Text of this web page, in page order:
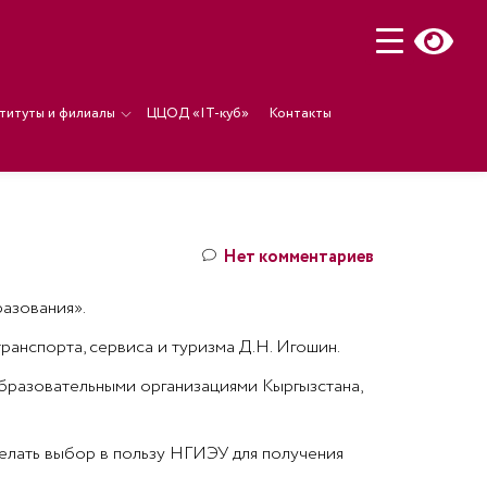
и филиалы ЦЦОД «IT-куб» Контакты
Нет комментариев
сервиса и туризма Д.Н. Игошин.
организациями Кыргызстана,
выбор в пользу НГИЭУ для получения